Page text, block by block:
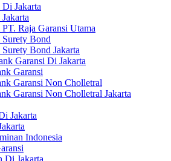
Di Jakarta
Raja Garansi Utama
Surety Bond
Bond Jakarta
Garansi Di Jakarta
Garansi
Garansi Non Cholletral
Garansi Non Cholletral Jakarta
Jakarta
Indonesia
Di Jakarta